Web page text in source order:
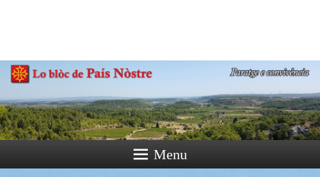
Paratge e Convivència
Menu